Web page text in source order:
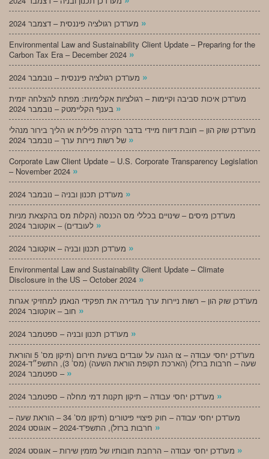
»
Environmental Law and Sustainability Client Update – Preparing for the
Carbon Tax Era – December 2024 »
»
מעו”דכן איכות סביבה וקיימות – רגולציות אקלימיות: מפתח להצלחה יזמית
»
מעו”דכן שוק הון – חובת דיווח מיידי בדבר חקירה פלילית או הליך בירור מנהלי
»
Corporate Law Client Update – U.S. Corporate Transparency Legislation
– November 2024 »
»
מעו”דכן מיסים – שינויים בכללי מס הכנסה (הקלות מס בהקצאת מניות
»
»
Environmental Law and Sustainability Client Update – Climate
Disclosure in the US – October 2024 »
מעו”דכן שוק הון – רשות ניירות ערך מגדירה את תפקידי הנאמן למחזיקי אגרות
»
»
מעו”דכן יחסי עבודה – צו הגנה על עובדים בשעת חירום (תיקון מס’ 5 והוראת
שעה – חרבות ברזל) (הארכת תקופת הוראת השעה) (מס’ 3), התשפ״ד-2024
– ספטמבר 2024 »
»
מעו”דכן יחסי עבודה – חוק פיצויי פיטורים (תיקון מס’ 34 – הוראת שעה –
»
»